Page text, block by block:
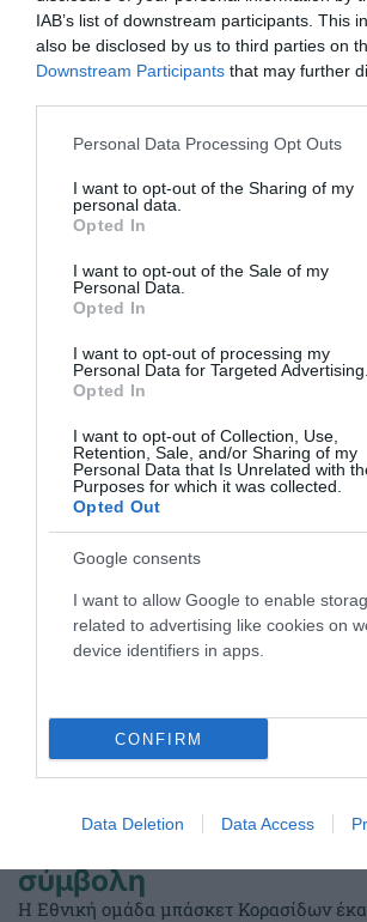
IAB’s list of downstream participants. This
also be disclosed by us to third parties on
Downstream Participants that may further
Please note that this website/app uses one
not limited to your visit or usage behaviour.
grant or deny consent to Google and its
use your data for below specified purposes
consent section.
Personal Data Processing Opt Outs
I want to opt-out of the Sharing of my
personal data.
Opted In
I want to opt-out of the Sale of my
Personal Data.
Opted In
I want to opt-out of processing my
Personal Data for Targeted Advertising.
Opted In
I want to opt-out of Collection, Use,
Retention, Sale, and/or Sharing of my
Personal Data that Is Unrelated with
Purposes for which it was collected.
Opted Out
Google consents
I want to allow Google to enable
related to advertising like cookies on
device identifiers in apps.
CONFIRM
Data Deletion Data Access
«Πράσινες» διακρίσεις
εξωτερικό
συμμετοχές στο εξωτερικό με τον
και τη Δέσποινα Μακρή να εκπροσωπούν
17.05.2026 ΠΥΓΜΑΧΙΑ
ΤΕΛΕΥΤΑΙΑ ΝΕΑ
σύμβολη
Η Εθνική ομάδα μπάσκετ Κορασίδων